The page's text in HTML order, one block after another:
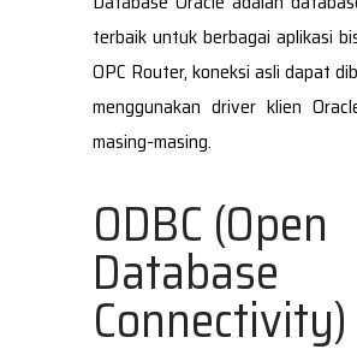
terbaik untuk berbagai aplikasi
OPC Router, koneksi asli dapat
menggunakan driver klien
masing-masing.
ODBC (Open
Database
Connectivity)